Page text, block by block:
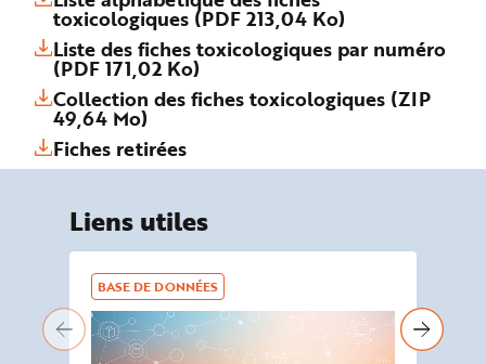
toxicologiques (PDF 213,04 Ko)
Liste des fiches toxicologiques par numéro
(PDF 171,02 Ko)
Collection des fiches toxicologiques (ZIP
49,64 Mo)
Fiches retirées
Liens utiles
BASE DE DONNÉES